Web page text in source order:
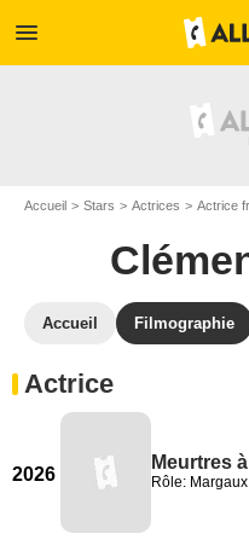
menu
Accueil Stars Actrices Actrice
Accueil Filmographie
Actrice
2026
Meurtres
Rôle: